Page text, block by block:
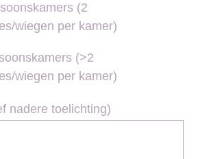
(2
wiegen per kamer)
(>2
wiegen per kamer)
nadere toelichting)